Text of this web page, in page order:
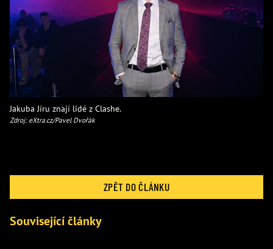
Jakuba Jíru znají lidé z Clashe.
Zdroj: eXtra.cz/Pavel Dvořák
ZPĚT DO ČLÁNKU
Související články